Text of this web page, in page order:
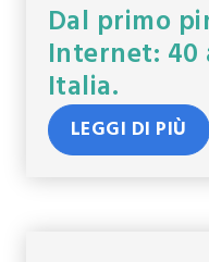
Dal primo
Internet:
Italia.
LEGGI DI PIÙ